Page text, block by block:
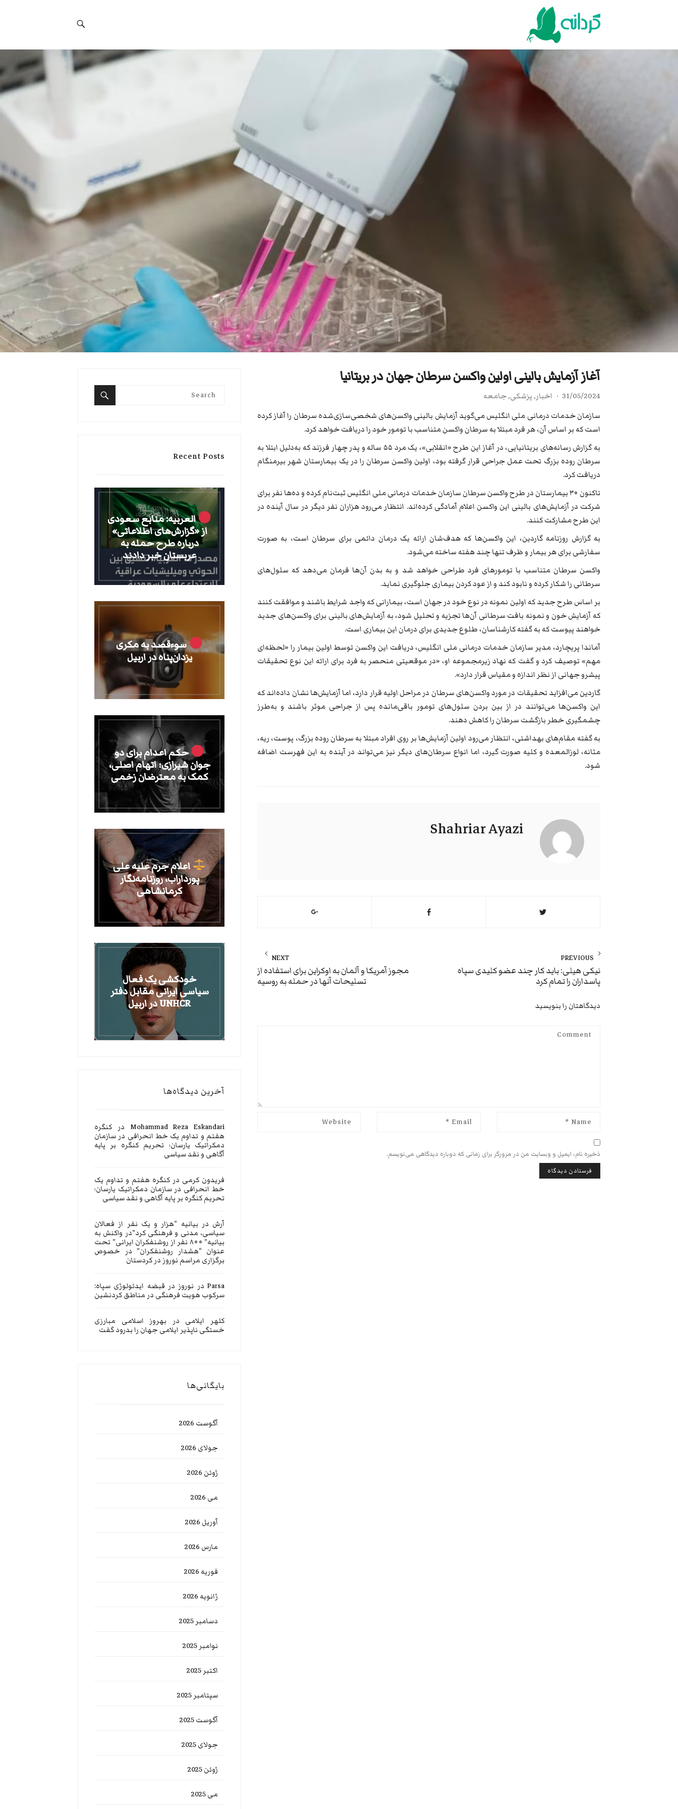
آغاز آزمایش بالینی اولین واکسن سرطان جهان در بریتانیا
31/05/2024 اخبار, پزشکی,جامعه
سازمان خدمات درمانی ملی انگلیس می‌گوید آزمایش بالینی واکسن‌های شخصی‌سازی‌شده سرطان را آغاز کرده
است که بر اساس آن، هر فرد مبتلا به سرطان واکسن متناسب با تومور خود را دریافت خواهد کرد.
به گزارش رسانه‌های بریتانیایی، در آغاز این طرح «انقلابی»، یک مرد ۵۵ ساله و پدر چهار فرزند که به‌دلیل ابتلا به
سرطان روده بزرگ تحت عمل جراحی قرار گرفته بود، اولین واکسن سرطان را در یک بیمارستان شهر بیرمنگام
دریافت کرد.
تاکنون ۳۰ بیمارستان در طرح واکسن سرطان سازمان خدمات درمانی ملی انگلیس ثبت‌نام کرده‌ و ده‌ها نفر برای
شرکت در آزمایش‌های بالینی این واکسن اعلام آمادگی کرده‌اند. انتظار می‌رود هزاران نفر دیگر در سال آینده در
این طرح مشارکت کنند.
به گزارش روزنامه گاردین، این واکسن‌ها که هدف‌شان ارائه یک درمان دائمی برای سرطان است، به صورت
سفارشی برای هر بیمار و ظرف تنها چند هفته ساخته می‌شود.
واکسن سرطان متناسب با تومورهای فرد طراحی خواهد شد و به بدن آن‌ها فرمان می‌دهد که سلول‌های
سرطانی را شکار کرده و نابود کند و از عود کردن بیماری جلوگیری نماید.
بر اساس طرح جدید که اولین نمونه در نوع خود در جهان است، بیمارانی که واجد شرایط باشند و موافقت کنند
که آزمایش خون و نمونه بافت سرطانی آن‌ها تجزیه و تحلیل شود، به آزمایش‌های بالینی برای واکسن‌های جدید
خواهند پیوست که به گفته کارشناسان، طلوع جدیدی برای درمان این بیماری است.
آماندا پریچارد، مدیر سازمان خدمات درمانی ملی انگلیس، دریافت این واکسن توسط اولین بیمار را «لحظه‌ای
مهم» توصیف کرد و گفت که نهاد زیرمجموعه او، «در موقعیتی منحصر به فرد برای ارائه این نوع تحقیقات
پیشرو جهانی از نظر اندازه و مقیاس قرار دارد».
گاردین می‌افزاید تحقیقات در مورد واکسن‌های سرطان در مراحل اولیه قرار دارد، اما آزمایش‌ها نشان داده‌اند که
این واکسن‌ها می‌توانند در از بین بردن سلول‌های تومور باقی‌مانده پس از جراحی موثر باشند و به‌طرز
چشمگیری خطر بازگشت سرطان را کاهش دهند.
به گفته مقام‌های بهداشتی، انتظار می‌رود اولین آزمایش‌ها بر روی افراد مبتلا به سرطان روده بزرگ، پوست، ریه،
مثانه، لوزالمعده و کلیه صورت گیرد، اما انواع سرطان‌های دیگر نیز می‌تواند در آینده به این فهرست اضافه
شود.
Shahriar Ayazi
راهبری
نوشته
PREVIOUS
Previous
post:
نیکی هیلی:‌ باید کار چند عضو کلیدی سپاه
پاسداران را تمام کرد
NEXT
Nextمجوز آمریکا و آلمان به اوکراین برای استفاده از
تسلیحات آنها در حمله به روسیه
دیدگاهتان را بنویسید
ذخیره نام، ایمیل و وبسایت من در مرورگر برای زمانی که دوباره دیدگاهی می‌نویسم.
Search
Recent Posts
العربیه: منابع سعودی
از «گزارش‌های اطلاعاتی»
درباره طرح حمله به
عربستان خبر دادند
سوءقصد به مکری
یزدان‌پناه در اربیل
حکم اعدام برای دو
جوان شیرازی؛ اتهام اصلی،
کمک به معترضان زخمی
اعلام جرم علیه علی
پورداراب، روزنامه‌نگار
کرمانشاهی
خودکشی یک فعال
سیاسی ایرانی مقابل دفتر
UNHCR در اربیل
آخرین دیدگاه‌ها
Mohammad Reza Eskandari در کنگره
هفتم و تداوم یک خط انحرافی در سازمان
دمکراتیک یارسان؛ تحریم کنگره بر پایه
آگاهی و نقد سیاسی
فریدون کرمی در کنگره هفتم و تداوم یک
خط انحرافی در سازمان دمکراتیک یارسان؛
تحریم کنگره بر پایه آگاهی و نقد سیاسی
آرش در بیانیه “هزار و یک نفر از فعالان
سیاسی، مدنی و فرهنگی کرد”در واکنش به
بیانیه” ۸۰۰ نفر از روشنفکران ایرانی” تحت
عنوان “هشدار روشنفکران” در خصوص
برگزاری مراسم نوروز در کردستان
Parsaدر نوروز در قبضه ایدئولوژی سپاه:
سرکوب هویت فرهنگی در مناطق کردنشین
کلهر ایلامی در بهروز اسلامی مبارزی
خستگی ناپذیر ایلامی جهان را بدرود گفت
بایگانی‌ها
آگوست 2026
جولای 2026
ژوئن 2026
می 2026
آوریل 2026
مارس 2026
فوریه 2026
ژانویه 2026
دسامبر 2025
نوامبر 2025
اکتبر 2025
سپتامبر 2025
آگوست 2025
جولای 2025
ژوئن 2025
می 2025